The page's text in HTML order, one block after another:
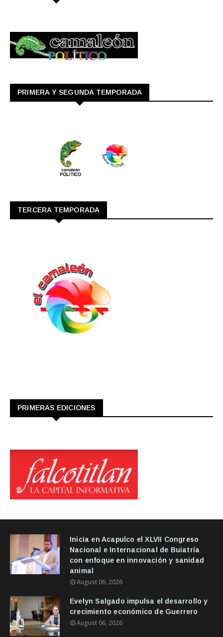
PRIMERA Y SEGUNDA TEMPORADA
TERCERA TEMPORADA
PRIMERAS EDICIONES
Inicia en Acapulco el XLVII Congreso
Nacional e Internacional de Buiatría
con enfoque en innovación y sanidad
animal
August 06, 2026
Evelyn Salgado impulsa el desarrollo y
crecimiento económico de Guerrero
August 06, 2026